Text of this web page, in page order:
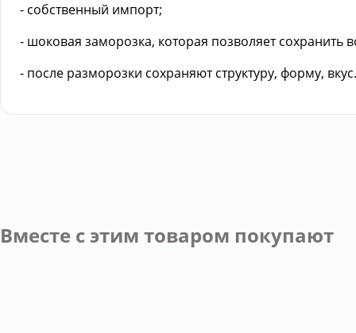
- собственный импорт;
- шоковая заморозка, которая позволяет сохранить
- после разморозки сохраняют структуру, форму, вкус.
Вместе с этим товаром покупают